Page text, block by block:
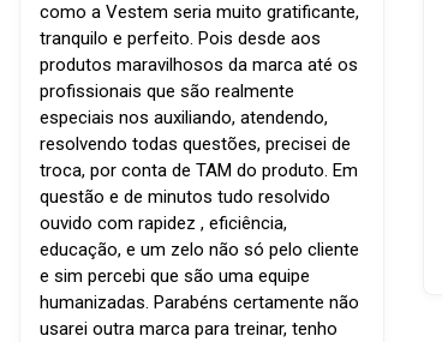
como a Vestem seria muito gratificante,
tranquilo e perfeito. Pois desde aos
produtos maravilhosos da marca até os
profissionais que são realmente
especiais nos auxiliando, atendendo,
resolvendo todas questões, precisei de
troca, por conta de TAM do produto. Em
questão e de minutos tudo resolvido
ouvido com rapidez , eficiência,
educação, e um zelo não só pelo cliente
e sim percebi que são uma equipe
humanizadas. Parabéns certamente não
usarei outra marca para treinar, tenho